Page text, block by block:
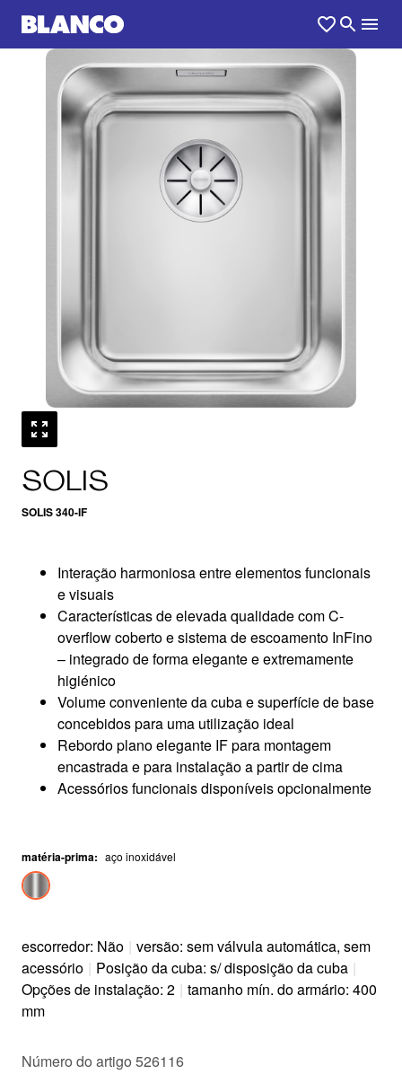
SOLIS
SOLIS 340-IF
1 /0
Interação harmoniosa entre elementos funcionais
e visuais
Características de elevada qualidade com C-
overflow coberto e sistema de escoamento InFino
– integrado de forma elegante e extremamente
higiénico
Volume conveniente da cuba e superfície de base
concebidos para uma utilização ideal
Rebordo plano elegante IF para montagem
encastrada e para instalação a partir de cima
Acessórios funcionais disponíveis opcionalmente
matéria-prima: aço inoxidável
escorredor: Não | versão: sem válvula automática, sem
acessório | Posição da cuba: s/ disposição da cuba |
Opções de instalação: 2 | tamanho mín. do armário: 400
mm
Número do artigo 526116